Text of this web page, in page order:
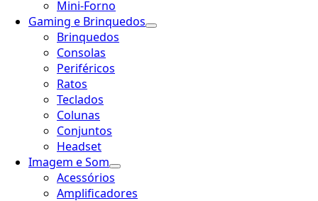
Mini-Forno
Gaming e Brinquedos
Brinquedos
Consolas
Periféricos
Ratos
Teclados
Colunas
Conjuntos
Headset
Imagem e Som
Acessórios
Amplificadores